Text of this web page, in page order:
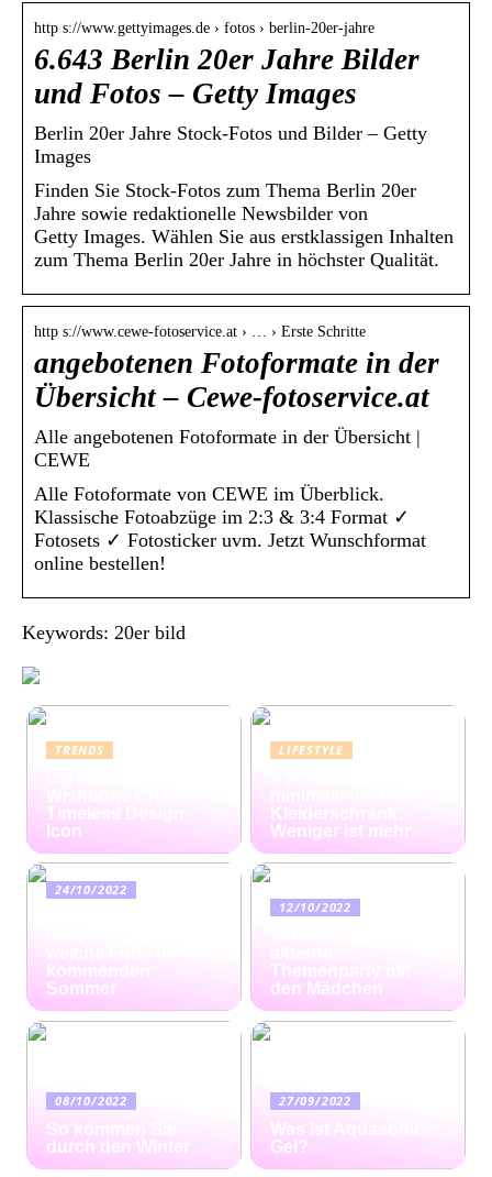
http s://www.gettyimages.de › fotos › berlin-20er-jahre
6.643 Berlin 20er Jahre Bilder
und Fotos – Getty Images
Berlin 20er Jahre Stock-Fotos und Bilder – Getty
Images
Finden Sie Stock-Fotos zum Thema Berlin 20er
Jahre sowie redaktionelle Newsbilder von
Getty Images. Wählen Sie aus erstklassigen Inhalten
zum Thema Berlin 20er Jahre in höchster Qualität.
http s://www.cewe-fotoservice.at › … › Erste Schritte
angebotenen Fotoformate in der
Übersicht – Cewe-fotoservice.at
Alle angebotenen Fotoformate in der Übersicht |
CEWE
Alle Fotoformate von CEWE im Überblick.
Klassische Fotoabzüge im 2:3 & 3:4 Format ✓
Fotosets ✓ Fotosticker uvm. Jetzt Wunschformat
online bestellen!
Keywords: 20er bild
TRENDS
Timeless Design
Icon
LIFESTYLE
Kleiderschrank:
Weniger ist mehr
24/10/2022
kommenden
Sommer
12/10/2022
Themenparty mit
den Mädchen
08/10/2022
So kommen Sie
durch den Winter
27/09/2022
Was ist Aquasonic-
Gel?